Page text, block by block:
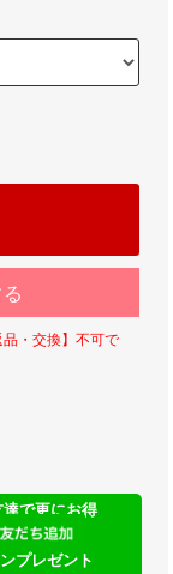
・交換】不可で
で更にお得
プレゼント